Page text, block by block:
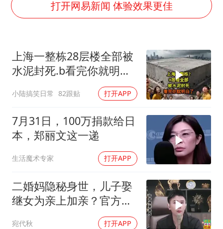
勒沃库森U17主帅盛赞赵松源
“不建议大家买深色蛋糕”
985博士后被曝在妻子孕期出轨后续
打开网易新闻 体验效果更佳
上海一整栋28层楼全部被
水泥封死.b看完你就明白
小陆搞笑日常 82跟贴 打开APP
7月31日，100万捐款给日
本，郑丽文这一递
生活魔术专家 打开APP
二婚妈隐秘身世，儿子娶
继女为亲上加亲？官方怒
宛代秋 打开APP